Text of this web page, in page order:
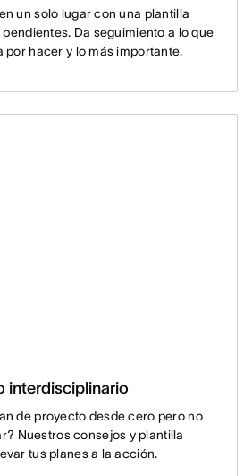
un solo lugar con una plantilla
Da seguimiento a lo que
por hacer y lo más importante.
interdisciplinario
de proyecto desde cero pero no
Nuestros consejos y plantilla
tus planes a la acción.